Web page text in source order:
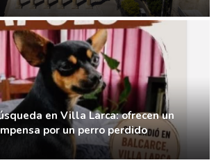
en Villa Larca: ofrecen un
por un perro perdido